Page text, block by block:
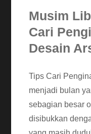
Musim
Cari
Desain
Tips Cari
menjadi bulan
sebagian besar
disibukkan